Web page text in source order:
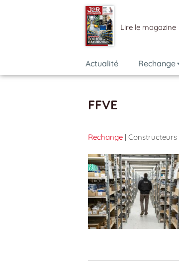
Lire le magazine
Actualité Rechange
FFVE
Rechange | Constructeurs